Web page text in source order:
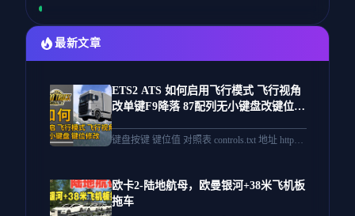
最新文章
ETS2 ATS 如何启用飞行模式 飞行视角
改单键F9降落 87配列无小键盘改键位
————————————————————————
键盘按键 键位值 对照表 controls.txt 地址 https://
欧卡2-陆地航母，欧曼银河+38米飞机板
拖车